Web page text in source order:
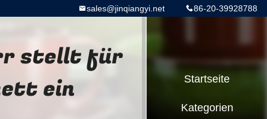
86-20-39928788
sales@jinqiangyi.net
stellt für
ein
Startseite
Kategorien